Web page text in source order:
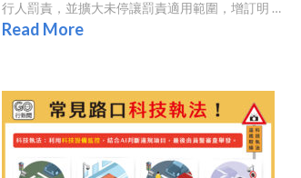
行人罰責，並擴大未停讓罰責適用範圍，增訂明 …
Read More